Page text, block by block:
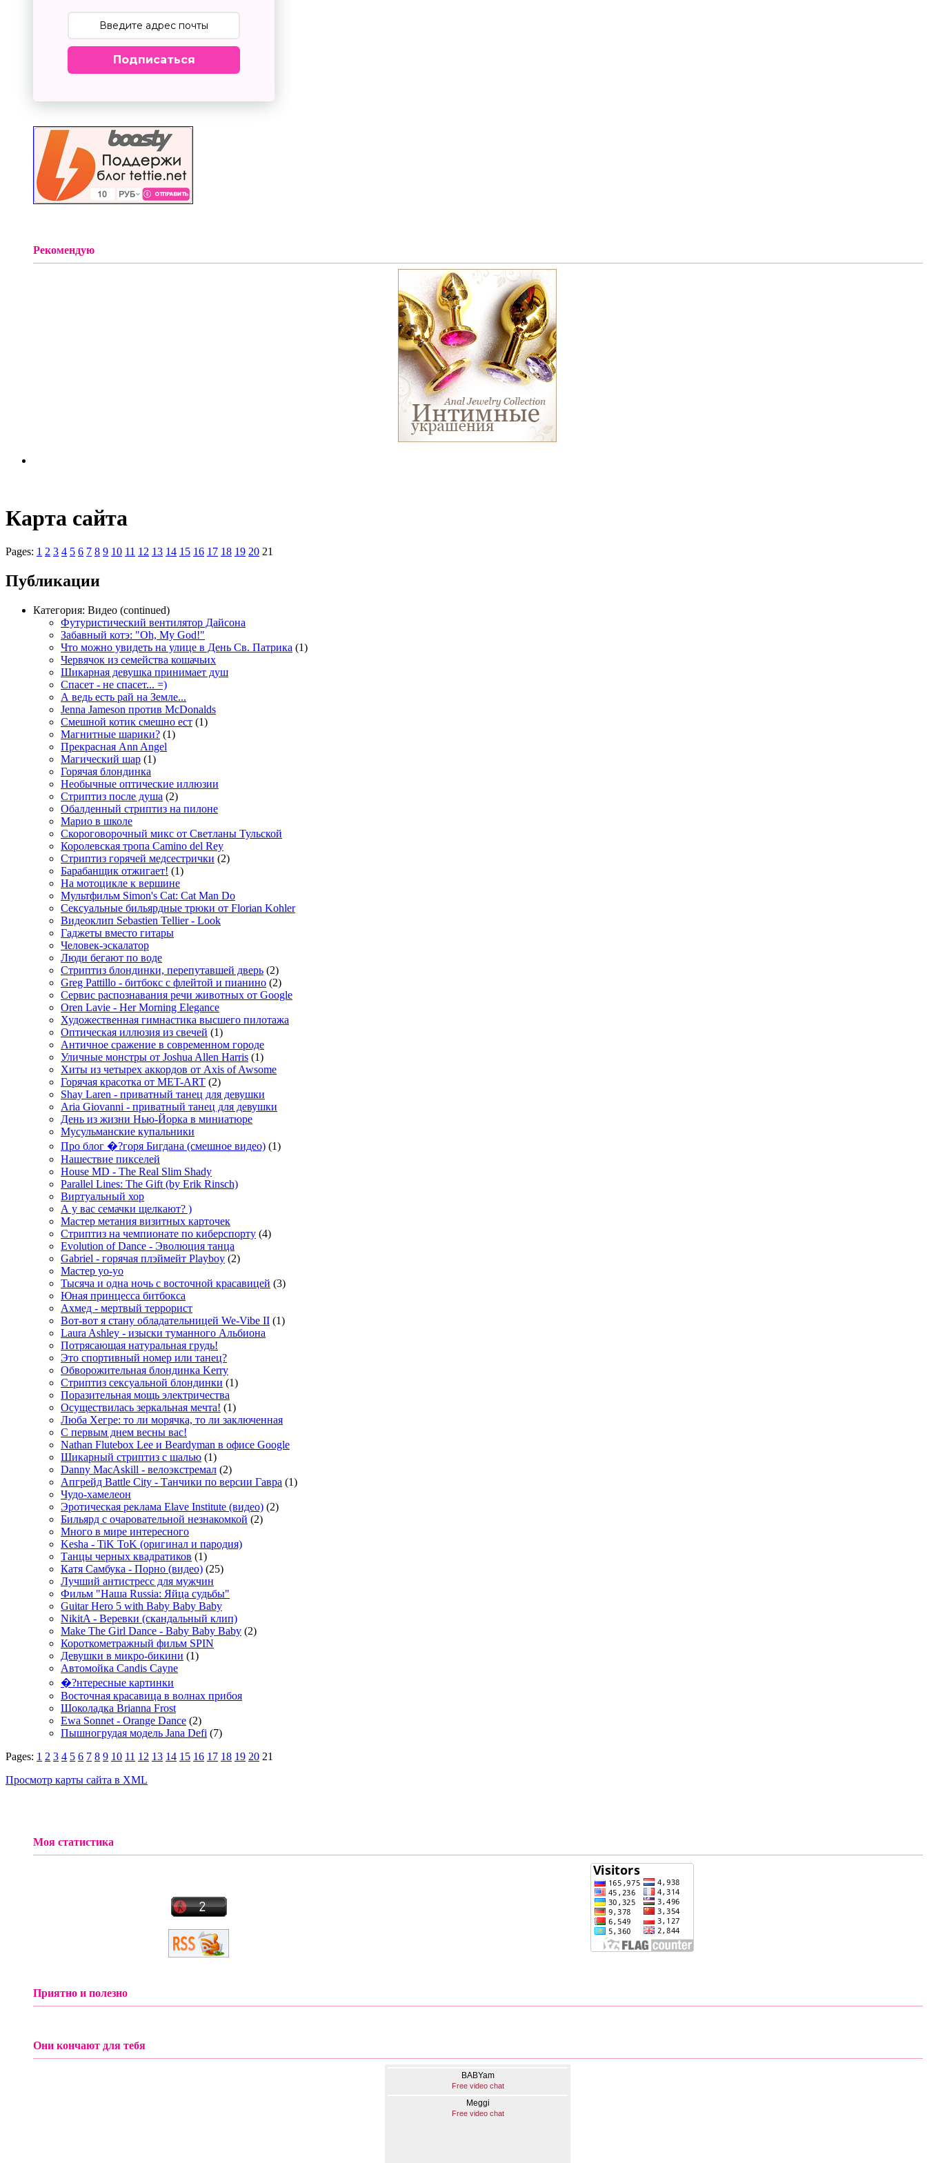
Подписаться
Рекомендую
Карта сайта
Pages: 1 2 3 4 5 6 7 8 9 10 11 12 13 14 15 16 17 18 19 20 21
Публикации
Категория: Видео (continued)
Футуристический вентилятор Дайсона
Забавный котэ: "Oh, My God!"
Что можно увидеть на улице в День Св. Патрика (1)
Червячок из семейства кошачьих
Шикарная девушка принимает душ
Спасет - не спасет... =)
А ведь есть рай на Земле...
Jenna Jameson против McDonalds
Смешной котик смешно ест (1)
Магнитные шарики? (1)
Прекрасная Ann Angel
Магический шар (1)
Горячая блондинка
Необычные оптические иллюзии
Стриптиз после душа (2)
Обалденный стриптиз на пилоне
Марио в школе
Скороговорочный микс от Светланы Тульской
Королевская тропа Camino del Rey
Стриптиз горячей медсестрички (2)
Барабанщик отжигает! (1)
На мотоцикле к вершине
Мультфильм Simon's Cat: Cat Man Do
Сексуальные бильярдные трюки от Florian Kohler
Видеоклип Sebastien Tellier - Look
Гаджеты вместо гитары
Человек-эскалатор
Люди бегают по воде
Стриптиз блондинки, перепутавшей дверь (2)
Greg Pattillo - битбокс с флейтой и пианино (2)
Сервис распознавания речи животных от Google
Oren Lavie - Her Morning Elegance
Художественная гимнастика высшего пилотажа
Оптическая иллюзия из свечей (1)
Античное сражение в современном городе
Уличные монстры от Joshua Allen Harris (1)
Хиты из четырех аккордов от Axis of Awsome
Горячая красотка от MET-ART (2)
Shay Laren - приватный танец для девушки
Aria Giovanni - приватный танец для девушки
День из жизни Нью-Йорка в миниатюре
Мусульманские купальники
Про блог �?горя Бигдана (смешное видео) (1)
Нашествие пикселей
House MD - The Real Slim Shady
Parallel Lines: The Gift (by Erik Rinsch)
Виртуальный хор
А у вас семачки щелкают? )
Мастер метания визитных карточек
Стриптиз на чемпионате по киберспорту (4)
Evolution of Dance - Эволюция танца
Gabriel - горячая плэймейт Playboy (2)
Мастер yo-yo
Тысяча и одна ночь с восточной красавицей (3)
Юная принцесса битбокса
Ахмед - мертвый террорист
Вот-вот я стану обладательницей We-Vibe II (1)
Laura Ashley - изыски туманного Альбиона
Потрясающая натуральная грудь!
Это спортивный номер или танец?
Обворожительная блондинка Kerry
Стриптиз сексуальной блондинки (1)
Поразительная мощь электричества
Осуществилась зеркальная мечта! (1)
Люба Хегре: то ли морячка, то ли заключенная
С первым днем весны вас!
Nathan Flutebox Lee и Beardyman в офисе Google
Шикарный стриптиз с шалью (1)
Danny MacAskill - велоэкстремал (2)
Апгрейд Battle City - Танчики по версии Гавра (1)
Чудо-хамелеон
Эротическая реклама Elave Institute (видео) (2)
Бильярд с очаровательной незнакомкой (2)
Много в мире интересного
Kesha - TiK ToK (оригинал и пародия)
Танцы черных квадратиков (1)
Катя Самбука - Порно (видео) (25)
Лучший антистресс для мужчин
Фильм "Наша Russia: Яйца судьбы"
Guitar Hero 5 with Baby Baby Baby
NikitA - Веревки (скандальный клип)
Make The Girl Dance - Baby Baby Baby (2)
Короткометражный фильм SPIN
Девушки в микро-бикини (1)
Автомойка Candis Cayne
�?нтересные картинки
Восточная красавица в волнах прибоя
Шоколадка Brianna Frost
Ewa Sonnet - Orange Dance (2)
Пышногрудая модель Jana Defi (7)
Pages: 1 2 3 4 5 6 7 8 9 10 11 12 13 14 15 16 17 18 19 20 21
Просмотр карты сайта в XML
Моя статистика
Приятно и полезно
Они кончают для тебя